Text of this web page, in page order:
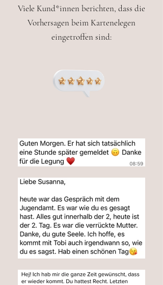
Viele Kund*innen berichten, dass die
Vorhersagen beim Kartenelegen
eingetroffen sind: